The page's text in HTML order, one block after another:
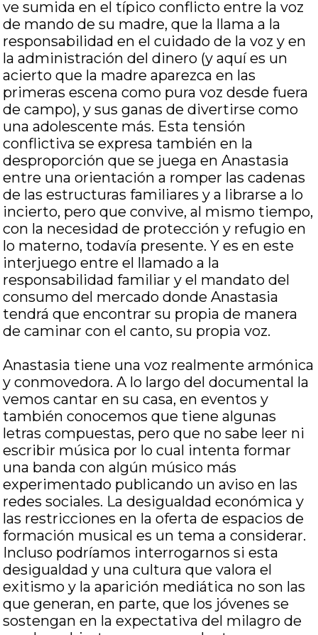
ve sumida en el típico conflicto entre la voz
de mando de su madre, que la llama a la
responsabilidad en el cuidado de la voz y en
la administración del dinero (y aquí es un
acierto que la madre aparezca en las
primeras escena como pura voz desde fuera
de campo), y sus ganas de divertirse como
una adolescente más. Esta tensión
conflictiva se expresa también en la
desproporción que se juega en Anastasia
entre una orientación a romper las cadenas
de las estructuras familiares y a librarse a lo
incierto, pero que convive, al mismo tiempo,
con la necesidad de protección y refugio en
lo materno, todavía presente. Y es en este
interjuego entre el llamado a la
responsabilidad familiar y el mandato del
consumo del mercado donde Anastasia
tendrá que encontrar su propia de manera
de caminar con el canto, su propia voz.
Anastasia tiene una voz realmente armónica
y conmovedora. A lo largo del documental la
vemos cantar en su casa, en eventos y
también conocemos que tiene algunas
letras compuestas, pero que no sabe leer ni
escribir música por lo cual intenta formar
una banda con algún músico más
experimentado publicando un aviso en las
redes sociales. La desigualdad económica y
las restricciones en la oferta de espacios de
formación musical es un tema a considerar.
Incluso podríamos interrogarnos si esta
desigualdad y una cultura que valora el
exitismo y la aparición mediática no son las
que generan, en parte, que los jóvenes se
sostengan en la expectativa del milagro de